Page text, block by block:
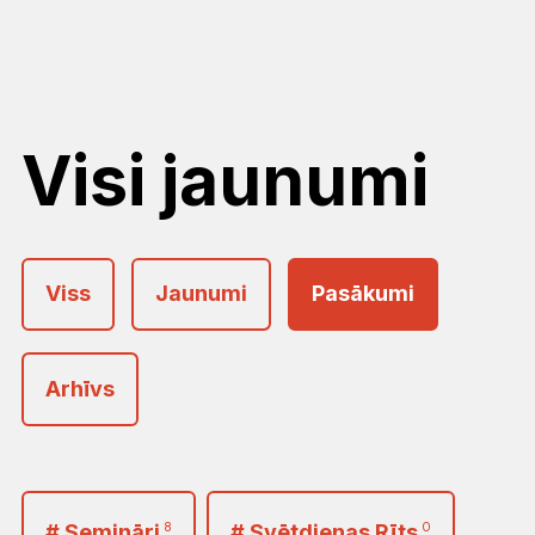
Visi jaunumi
Viss Jaunumi Pasākumi
Arhīvs
Janvāris
Februāris
Marts
8 0